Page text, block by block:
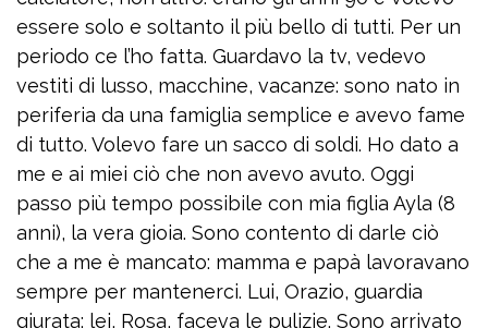
essere solo e soltanto il più bello di tutti. Per un
periodo ce l’ho fatta. Guardavo la tv, vedevo
vestiti di lusso, macchine, vacanze: sono nato in
periferia da una famiglia semplice e avevo fame
di tutto. Volevo fare un sacco di soldi. Ho dato a
me e ai miei ciò che non avevo avuto. Oggi
passo più tempo possibile con mia figlia Ayla (8
anni), la vera gioia. Sono contento di darle ciò
che a me è mancato: mamma e papà lavoravano
sempre per mantenerci. Lui, Orazio, guardia
giurata; lei, Rosa, faceva le pulizie. Sono arrivato